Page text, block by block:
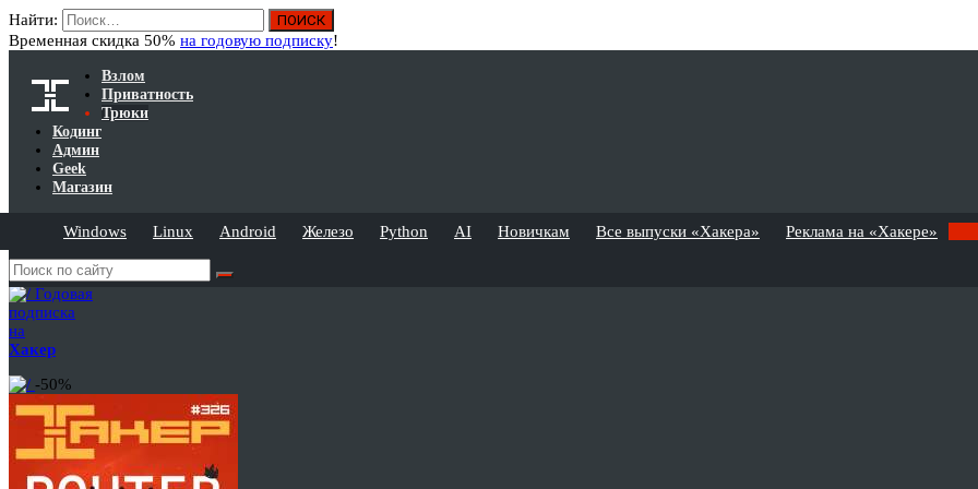
Найти:
Временная скидка 50% на годовую подписку!
Взлом
Приватность
Трюки
Кодинг
Админ
Geek
Магазин
Windows Linux Android Железо Python AI Новичкам Все выпуски «Хакера» Реклама на «Хакере»
Годовая
подписка
на
Хакер
-50%